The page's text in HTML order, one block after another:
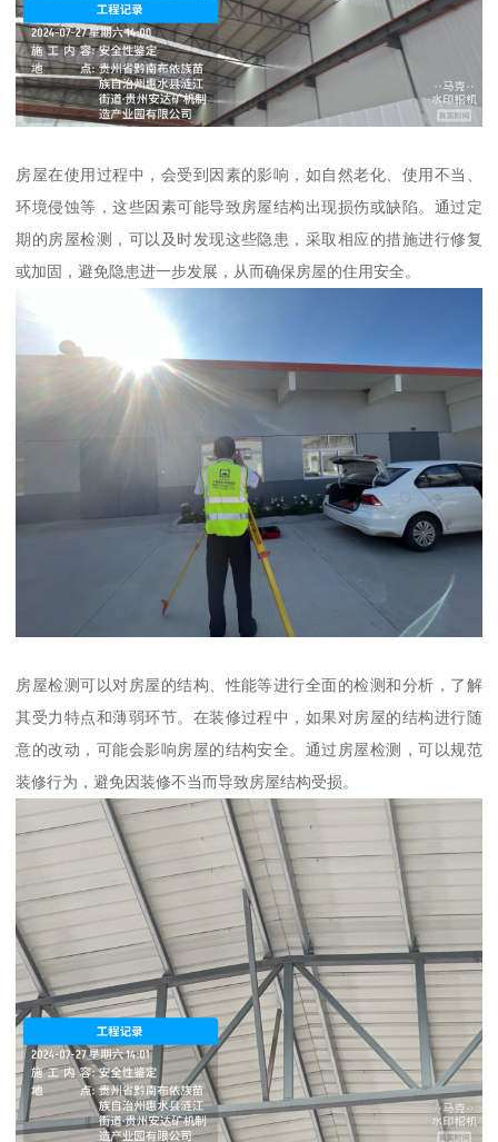
房屋在使用过程中，会受到因素的影响，如自然老化、使用不当、
环境侵蚀等，这些因素可能导致房屋结构出现损伤或缺陷。通过定
期的房屋检测，可以及时发现这些隐患，采取相应的措施进行修复
或加固，避免隐患进一步发展，从而确保房屋的住用安全。
房屋检测可以对房屋的结构、性能等进行全面的检测和分析，了解
其受力特点和薄弱环节。在装修过程中，如果对房屋的结构进行随
意的改动，可能会影响房屋的结构安全。通过房屋检测，可以规范
装修行为，避免因装修不当而导致房屋结构受损。